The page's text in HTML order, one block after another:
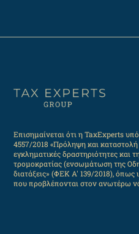
Επισημαίνεται ότι η TaxExperts
4557/2018 «Πρόληψη και
εγκληματικές δραστηριότητες και
τρομοκρατίας (ενσωμάτωση της
διατάξεις» (ΦΕΚ Α' 139/2018), όπως
που προβλέπονται στον ανωτέρω